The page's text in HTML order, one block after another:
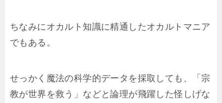
ちなみにオカルト知識に精通したオカルトマニア
でもある。
せっかく魔法の科学的データを採取しても、「宗
教が世界を救う」などと論理が飛躍した怪しげな